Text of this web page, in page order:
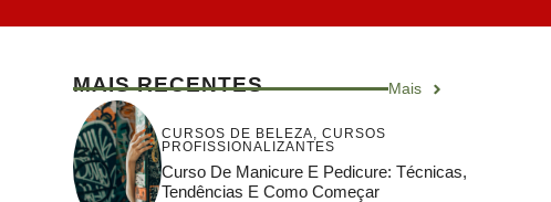
MAIS RECENTES Mais
CURSOS DE BELEZA
CURSOS
PROFISSIONALIZANTES
Curso De Manicure E Pedicure: Técnicas,
Tendências E Como Começar